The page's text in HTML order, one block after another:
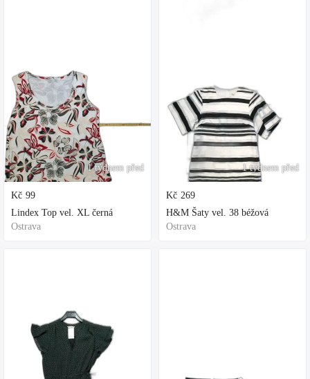
1 týdnem před
Kč 99
Lindex Top vel. XL černá
Ostrava
1 týdnem před
Kč 269
H&M Šaty vel. 38 béžová
Ostrava